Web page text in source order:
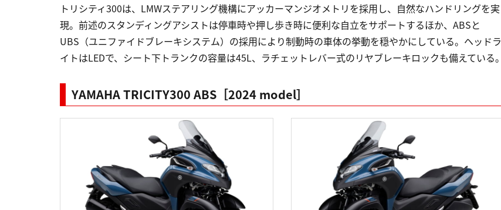
トリシティ300は、LMWステアリング機構にアッカーマンジオメトリを採用し、自然なハンドリングを実
現。前述のスタンディングアシストは停車時や押し歩き時に便利な自立をサポートするほか、ABSと
UBS（ユニファイドブレーキシステム）の採用により制動時の車体の挙動を穏やかにしている。ヘッドラ
イトはLEDで、シート下トランクの容量は45L、ラチェットレバー式のリヤブレーキロックも備えている。
YAMAHA TRICITY300 ABS［2024 model］